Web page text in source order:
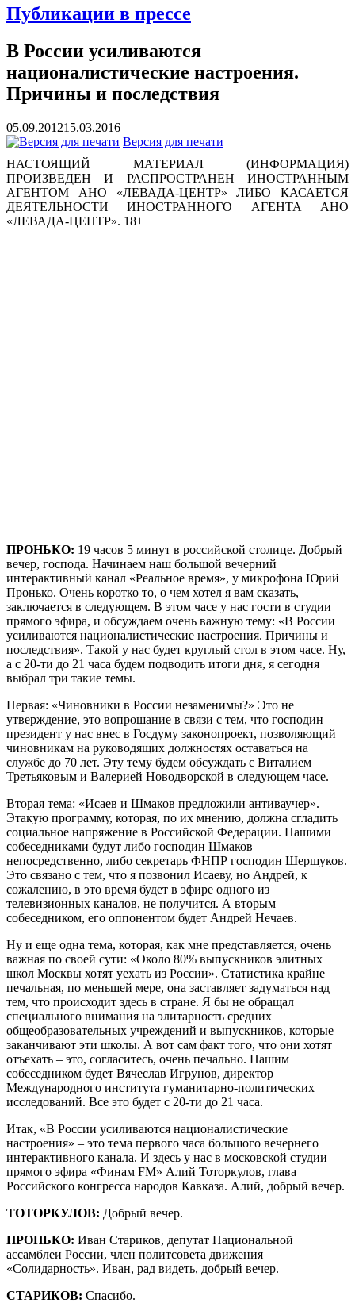
Публикации в прессе
В России усиливаются
националистические настроения.
Причины и последствия
05.09.201215.03.2016
Версия для печати
НАСТОЯЩИЙ МАТЕРИАЛ (ИНФОРМАЦИЯ)
ПРОИЗВЕДЕН И РАСПРОСТРАНЕН ИНОСТРАННЫМ
АГЕНТОМ АНО «ЛЕВАДА-ЦЕНТР» ЛИБО КАСАЕТСЯ
ДЕЯТЕЛЬНОСТИ ИНОСТРАННОГО АГЕНТА АНО
«ЛЕВАДА-ЦЕНТР». 18+
ПРОНЬКО: 19 часов 5 минут в российской столице. Добрый
вечер, господа. Начинаем наш большой вечерний
интерактивный канал «Реальное время», у микрофона Юрий
Пронько. Очень коротко то, о чем хотел я вам сказать,
заключается в следующем. В этом часе у нас гости в студии
прямого эфира, и обсуждаем очень важную тему: «В России
усиливаются националистические настроения. Причины и
последствия». Такой у нас будет круглый стол в этом часе. Ну,
а с 20-ти до 21 часа будем подводить итоги дня, я сегодня
выбрал три такие темы.
Первая: «Чиновники в России незаменимы?» Это не
утверждение, это вопрошание в связи с тем, что господин
президент у нас внес в Госдуму законопроект, позволяющий
чиновникам на руководящих должностях оставаться на
службе до 70 лет. Эту тему будем обсуждать с Виталием
Третьяковым и Валерией Новодворской в следующем часе.
Вторая тема: «Исаев и Шмаков предложили антиваучер».
Этакую программу, которая, по их мнению, должна сгладить
социальное напряжение в Российской Федерации. Нашими
собеседниками будут либо господин Шмаков
непосредственно, либо секретарь ФНПР господин Шершуков.
Это связано с тем, что я позвонил Исаеву, но Андрей, к
сожалению, в это время будет в эфире одного из
телевизионных каналов, не получится. А вторым
собеседником, его оппонентом будет Андрей Нечаев.
Ну и еще одна тема, которая, как мне представляется, очень
важная по своей сути: «Около 80% выпускников элитных
школ Москвы хотят уехать из России». Статистика крайне
печальная, по меньшей мере, она заставляет задуматься над
тем, что происходит здесь в стране. Я бы не обращал
специального внимания на элитарность средних
общеобразовательных учреждений и выпускников, которые
заканчивают эти школы. А вот сам факт того, что они хотят
отъехать – это, согласитесь, очень печально. Нашим
собеседником будет Вячеслав Игрунов, директор
Международного института гуманитарно-политических
исследований. Все это будет с 20-ти до 21 часа.
Итак, «В России усиливаются националистические
настроения» – это тема первого часа большого вечернего
интерактивного канала. И здесь у нас в московской студии
прямого эфира «Финам FM» Алий Тоторкулов, глава
Российского конгресса народов Кавказа. Алий, добрый вечер.
ТОТОРКУЛОВ: Добрый вечер.
ПРОНЬКО: Иван Стариков, депутат Национальной
ассамблеи России, член политсовета движения
«Солидарность». Иван, рад видеть, добрый вечер.
СТАРИКОВ: Спасибо.